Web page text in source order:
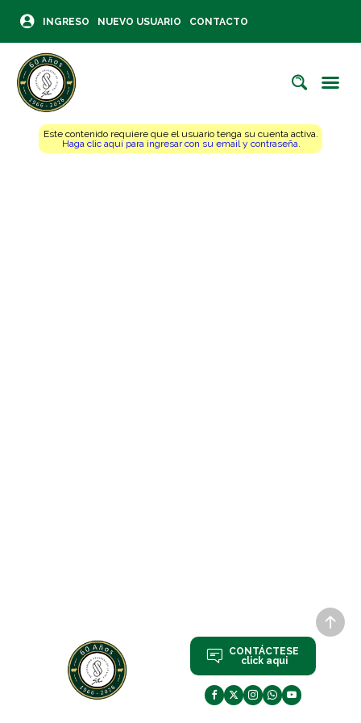
INGRESO NUEVO USUARIO CONTACTO
Este contenido requiere que el usuario tenga su cuenta activa.
Haga clic aquí para ingresar con su email y contraseña.
CONTÁCTESE
click aqui